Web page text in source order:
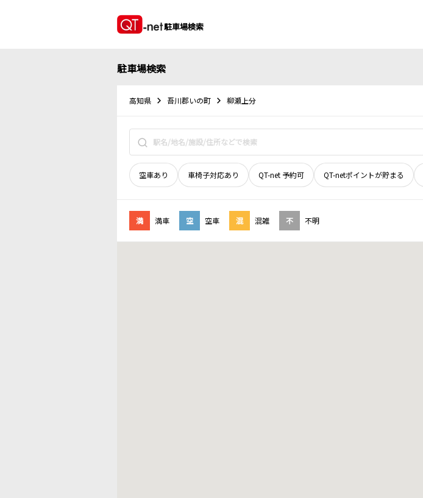
駐車場検索
駐車場検索
高知県 吾川郡いの町 柳瀬上分
空車あり 車椅子対応あり QT-net 予約可 QT-netポイントが貯まる
満 満車 空 空車 混 混雑 不 不明